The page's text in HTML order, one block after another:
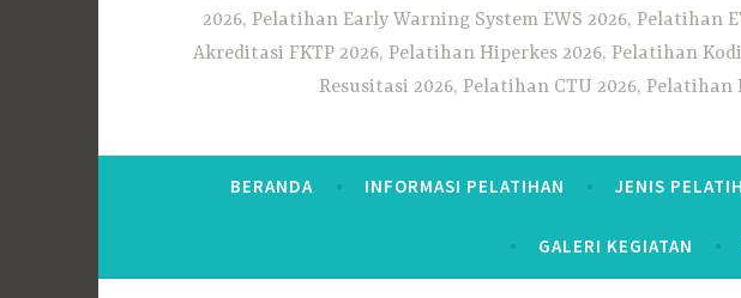
2026, Pelatihan Early Warning System EWS 2026, Pelatihan
Akreditasi FKTP 2026, Pelatihan Hiperkes 2026, Pelatihan
Resusitasi 2026, Pelatihan CTU 2026, Pelatihan
BERANDA INFORMASI PELATIHAN JENIS
GALERI KEGIATAN